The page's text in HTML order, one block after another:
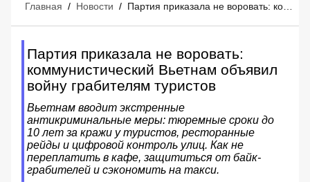
Главная / Новости /
Партия приказала не воровать:
коммунистический Вьетнам объявил
войну грабителям туристов
Вьетнам вводит экстренные
антикриминальные меры: тюремные сроки до
10 лет за кражи у туристов, ресторанные
рейды и цифровой контроль улиц. Как не
переплатить в кафе, защититься от байк-
грабителей и сэкономить на такси.